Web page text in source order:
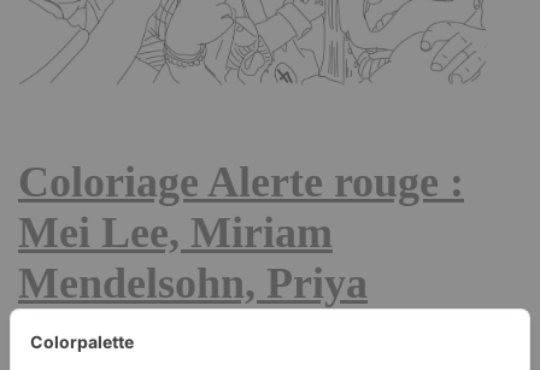
Coloriage Alerte rouge :
Mei Lee, Miriam
Mendelsohn, Priya
Mangal, Abby Park, Tyler